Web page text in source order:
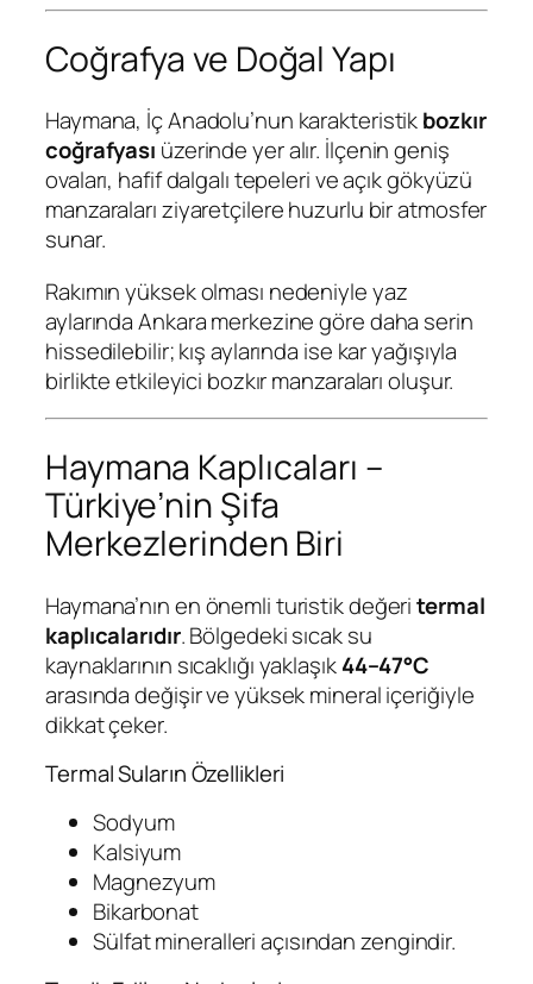
Coğrafya ve Doğal Yapı
Haymana, İç Anadolu’nun karakteristikbozkır
coğrafyası üzerinde yer alır. İlçenin geniş
ovaları, hafif dalgalı tepeleri ve açık gökyüzü
manzaraları ziyaretçilere huzurlu bir atmosfer
sunar.
Rakımın yüksek olması nedeniyle yaz
aylarında Ankara merkezine göre daha serin
hissedilebilir; kış aylarında ise kar yağışıyla
birlikte etkileyici bozkır manzaraları oluşur.
Haymana Kaplıcaları –
Türkiye’nin Şifa
Merkezlerinden Biri
Haymana’nın en önemli turistik değeritermal
kaplıcalarıdır. Bölgedeki sıcak su
kaynaklarının sıcaklığı yaklaşık44–47°C
arasında değişir ve yüksek mineral içeriğiyle
dikkat çeker.
Termal Suların Özellikleri
Sodyum
Kalsiyum
Magnezyum
Bikarbonat
Sülfat mineralleri açısından zengindir.